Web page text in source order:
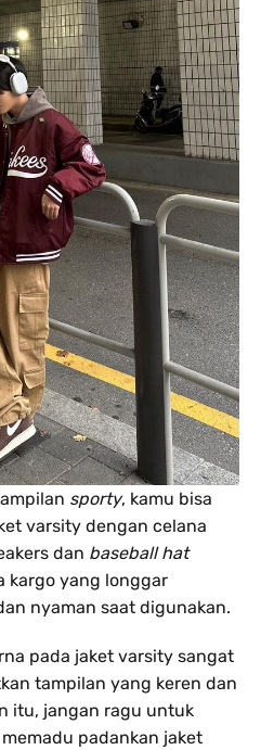
sporty, kamu bisa
varsity dengan celana
dan baseball hat
kargo yang longgar
nyaman saat digunakan.
pada jaket varsity sangat
tampilan yang keren dan
itu, jangan ragu untuk
padankan jaket